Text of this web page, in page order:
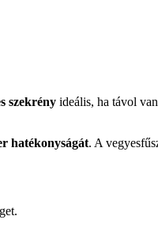
szekrény ideális, ha távol
hatékonyságát. A